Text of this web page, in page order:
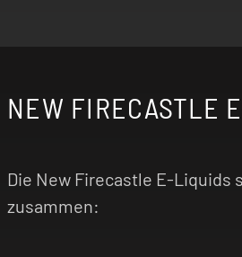
NEW FIRECASTLE
Die New Firecastle E-Liquids
zusammen: